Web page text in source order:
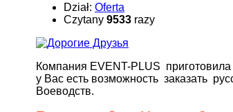
Dział: Oferta
Czytany 9533 razy
Компания ЕVENT-PLUS
у Вас есть возможность заказать
Воеводств.